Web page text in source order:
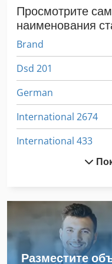
Просмотрите
наименования
Brand
Dsd 201
German
International 2674
International 433
International 434
Nt 551
Nu 204
Разместите